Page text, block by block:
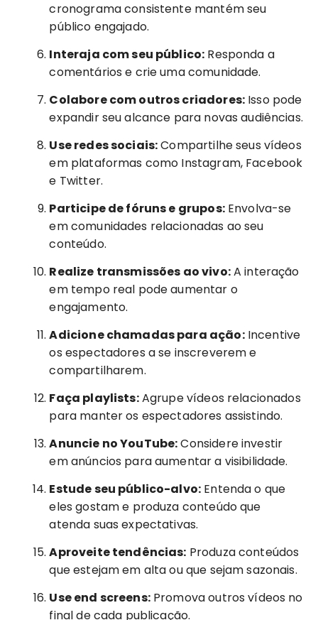
cronograma consistente mantém seu
público engajado.
Interaja com seu público: Responda a
comentários e crie uma comunidade.
Colabore com outros criadores:Isso pode
expandir seu alcance para novas audiências.
Use redes sociais:Compartilhe seus vídeos
em plataformas como Instagram, Facebook
e Twitter.
Participe de fóruns e grupos:Envolva-se
em comunidades relacionadas ao seu
conteúdo.
Realize transmissões ao vivo:A interação
em tempo real pode aumentar o
engajamento.
Adicione chamadas para ação:Incentive
os espectadores a se inscreverem e
compartilharem.
Faça playlists:Agrupe vídeos relacionados
para manter os espectadores assistindo.
Anuncie no YouTube:Considere investir
em anúncios para aumentar a visibilidade.
Estude seu público-alvo: Entenda o que
eles gostam e produza conteúdo que
atenda suas expectativas.
Aproveite tendências: Produza conteúdos
que estejam em alta ou que sejam sazonais.
Use end screens:Promova outros vídeos no
final de cada publicação.